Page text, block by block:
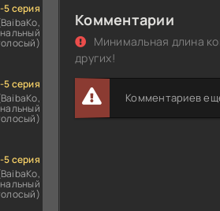
5 серия
5 серия
5 серия
Комментарии
Минимальная длина
других!
Комментариев